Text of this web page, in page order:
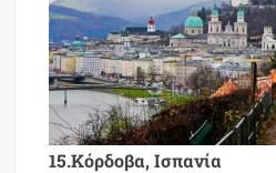
15.Κόρδοβα, Ισπανία